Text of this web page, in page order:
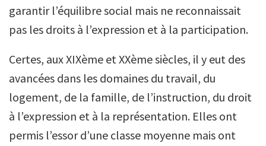
garantir l’équilibre social mais ne reconnaissait
pas les droits à l’expression et à la participation.
Certes, aux XIXème et XXème siècles, il y eut des
avancées dans les domaines du travail, du
logement, de la famille, de l’instruction, du droit
à l’expression et à la représentation. Elles ont
permis l’essor d’une classe moyenne mais ont